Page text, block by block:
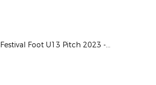
Festival Foot U13 Pitch 2023 - Photos